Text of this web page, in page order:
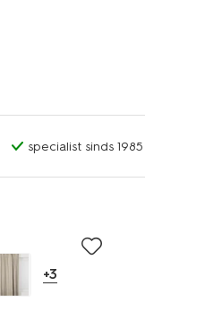
specialist sinds 1985
+3